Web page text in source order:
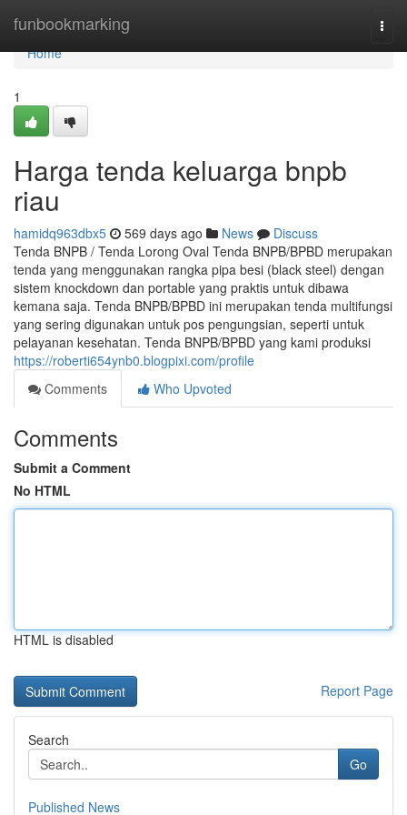
funbookmarking
Home
Home
1
Harga tenda keluarga bnpb
riau
hamidq963dbx5 569 days ago News
Discuss
Tenda BNPB / Tenda Lorong Oval Tenda BNPB/BPBD merupakan
tenda yang menggunakan rangka pipa besi (black steel) dengan
sistem knockdown dan portable yang praktis untuk dibawa
kemana saja. Tenda BNPB/BPBD ini merupakan tenda multifungsi
yang sering digunakan untuk pos pengungsian, seperti untuk
pelayanan kesehatan. Tenda BNPB/BPBD yang kami produksi
https://roberti654ynb0.blogpixi.com/profile
Comments
Who Upvoted
Comments
Submit a Comment
No HTML
HTML is disabled
Report Page
Search
Go
Published News